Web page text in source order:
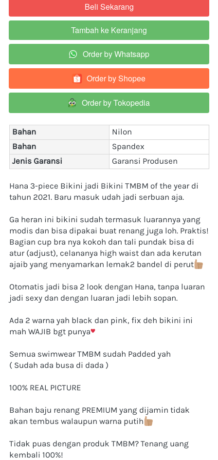
`Beli Sekarang
`
Tambah ke Keranjang
` Order by Whatsapp
` Order by Shopee
` Order by Tokopedia
Bahan
Nilon
Bahan
Spandex
Jenis Garansi
Garansi Produsen
Hana 3-piece Bikini jadi Bikini TMBM of the year di
tahun 2021. Baru masuk udah jadi serbuan aja.
Ga heran ini bikini sudah termasuk luarannya yang
modis dan bisa dipakai buat renang juga loh. Praktis!
Bagian cup bra nya kokoh dan tali pundak bisa di
atur (adjust), celananya high waist dan ada kerutan
ajaib yang menyamarkan lemak2 bandel di perut
Otomatis jadi bisa 2 look dengan Hana, tanpa luaran
jadi sexy dan dengan luaran jadi lebih sopan.
Ada 2 warna yah black dan pink, fix deh bikini ini
mah WAJIB bgt punya
Semua swimwear TMBM sudah Padded yah
( Sudah ada busa di dada )
100% REAL PICTURE
Bahan baju renang PREMIUM yang dijamin tidak
akan tembus walaupun warna putih
Tidak puas dengan produk TMBM? Tenang uang
kembali 100%!